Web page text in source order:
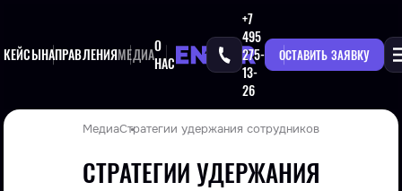
КЕЙСЫНАПРАВЛЕНИЯМЕДИАО
НАС
+7
495
275-
13-
26
ОСТАВИТЬ ЗАЯВКУ
МедиаСтратегии удержания сотрудников
СТРАТЕГИИ УДЕРЖАНИЯ